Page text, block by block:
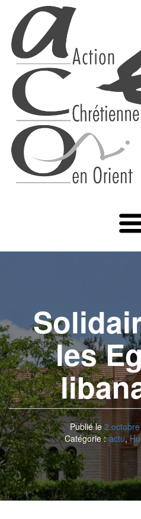
les
Publié le2
Catégorie : actu,